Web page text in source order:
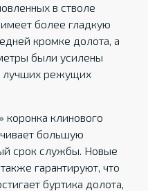
в стволе
более гладкую
кромке долота, а
были усилены
лучших режущих
коронка клинового
большую
срок службы. Новые
гарантируют, что
буртика долота,